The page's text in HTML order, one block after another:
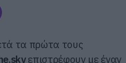
τα πρώτα τους
επιστρέφουν με έναν